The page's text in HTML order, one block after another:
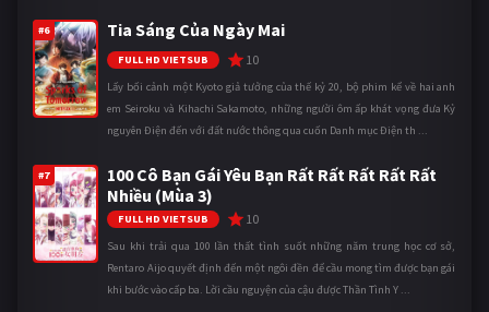
#6 Tia Sáng Của Ngày Mai
FULL HD VIETSUB 10
Lấy bối cảnh một Kyoto giả tưởng của thế kỷ 20, bộ phim kể về hai anh
em Seiroku và Kihachi Sakamoto, những người ôm ấp khát vọng đưa Kỷ
nguyên Điện đến với đất nước thông qua cuốn Danh mục Điện th ...
#7
100 Cô Bạn Gái Yêu Bạn Rất Rất Rất Rất Rất
Nhiều (Mùa 3)
FULL HD VIETSUB 10
Sau khi trải qua 100 lần thất tình suốt những năm trung học cơ sở,
Rentaro Aijo quyết định đến một ngôi đền để cầu mong tìm được bạn gái
khi bước vào cấp ba. Lời cầu nguyện của cậu được Thần Tình Y ...